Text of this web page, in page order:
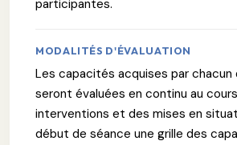
participantes.
MODALITÉS D'ÉVALUATION
Les capacités acquises par chacun
seront évaluées en continu au
interventions et des mises en
début de séance une grille des